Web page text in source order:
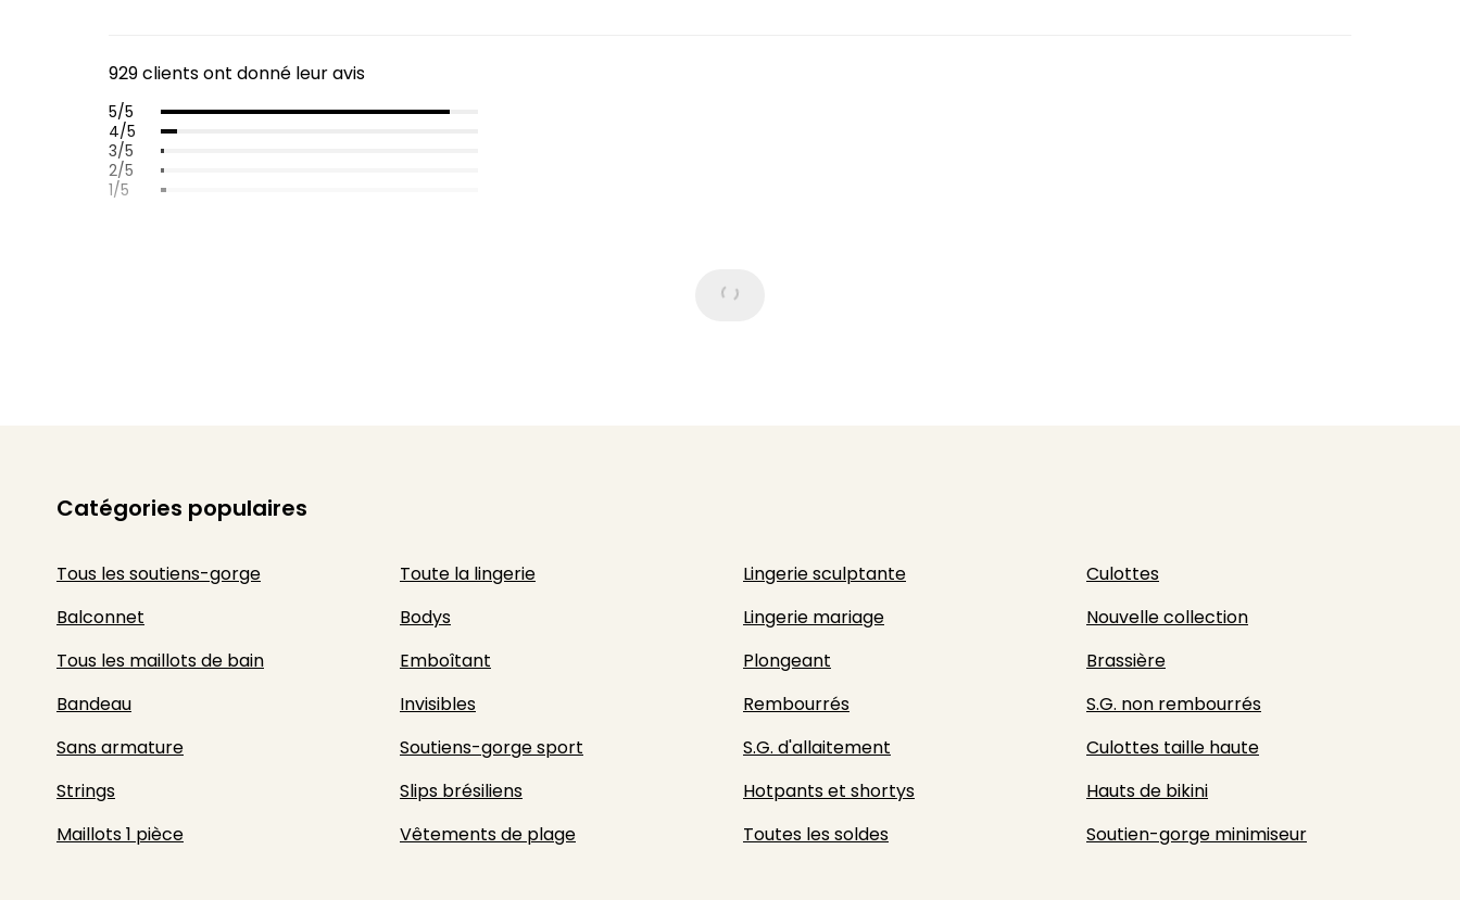
929 clients ont donné leur avis
5/5
4/5
3/5
2/5
1/5
Catégories populaires
Tous les soutiens-gorge Toute la lingerie Lingerie sculptante
Culottes
Balconnet
Bodys Lingerie mariage
Nouvelle collection
Tous les maillots de bain
Emboîtant Plongeant
Brassière
Bandeau
Invisibles Rembourrés
S.G. non rembourrés
Sans armature
Soutiens-gorge sport S.G. d'allaitement
Culottes taille haute
Strings
Slips brésiliens Hotpants et shortys
Hauts de bikini
Maillots 1 pièce
Vêtements de plage Toutes les soldes Soutien-gorge minimiseur